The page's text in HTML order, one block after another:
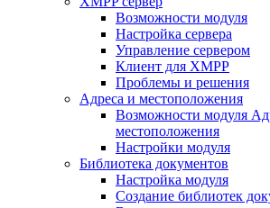
Возможности модуля
Настройка сервера
Управление сервером
Клиент для XMPP
Проблемы и решения
Адреса и местоположения
Возможности модуля
местоположения
Настройки модуля
Библиотека документов
Настройка модуля
Создание библиотек